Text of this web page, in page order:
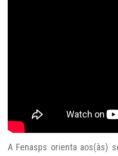
A Fenasps orienta aos(às)